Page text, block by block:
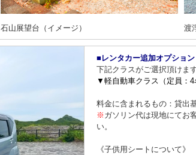
石山展望台（イメージ） 渡
■レンタカー追加オプション
下記クラスがご選択頂けます
▼軽自動車クラス（定員：4
料金に含まれるもの：貸出
※ ガソリン代は現地にてお
い。
《子供用シートについて》